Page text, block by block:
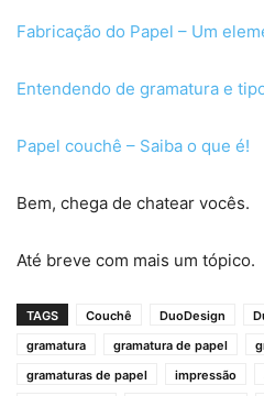
Fabricação do Papel – Um
Entendendo de gramatura e
Papel couchê – Saiba o que é!
Bem, chega de chatear vocês.
Até breve com mais um tópico.
TAGS Couchê DuoDesign
gramatura
gramatura de papel
gramaturas de papel
impressão